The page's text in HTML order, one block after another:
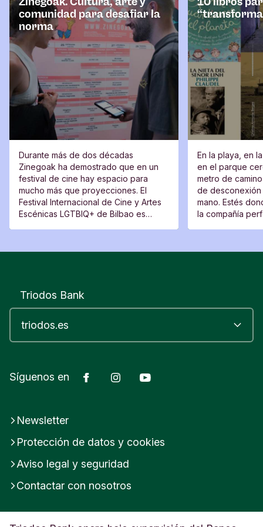
comunidad para desafiar la
norma
Durante más de dos décadas
Zinegoak ha demostrado que en un
festival de cine hay espacio para
mucho más que proyecciones. El
Festival Internacional de Cine y Artes
Escénicas LGTBIQ+ de Bilbao es
En la playa, en
en el parque
metro de
de
mano. Estés
la compañía
Triodos Bank
Síguenos en FacebookInstagram
Newsletter
Protección de datos y cookies
Aviso legal y seguridad
Contactar con nosotros